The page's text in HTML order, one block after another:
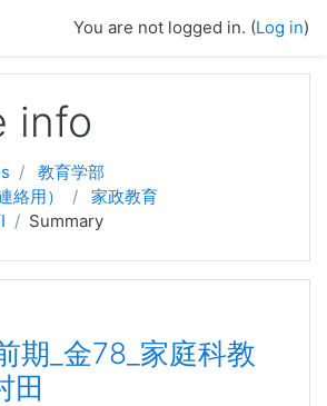
You are not logged in. (Log in)
info
教育学部
絡用）
家政教育
Summary
期_金78_家庭科教
田